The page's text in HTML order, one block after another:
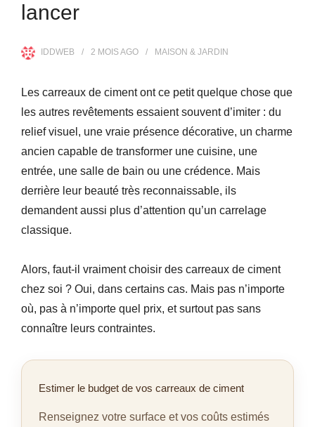
lancer
IDDWEB 2 MOISAGO MAISON & JARDIN
Les carreaux de ciment ont ce petit quelque chose que
les autres revêtements essaient souvent d’imiter : du
relief visuel, une vraie présence décorative, un charme
ancien capable de transformer une cuisine, une
entrée, une salle de bain ou une crédence. Mais
derrière leur beauté très reconnaissable, ils
demandent aussi plus d’attention qu’un carrelage
classique.
Alors, faut-il vraiment choisir des carreaux de ciment
chez soi ? Oui, dans certains cas. Mais pas n’importe
où, pas à n’importe quel prix, et surtout pas sans
connaître leurs contraintes.
Estimer le budget de vos carreaux de ciment
Renseignez votre surface et vos coûts estimés